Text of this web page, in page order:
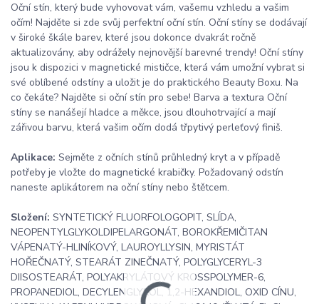
Oční stín, který bude vyhovovat vám, vašemu vzhledu a vašim
očím! Najděte si zde svůj perfektní oční stín. Oční stíny se dodávají
v široké škále barev, které jsou dokonce dvakrát ročně
aktualizovány, aby odrážely nejnovější barevné trendy! Oční stíny
jsou k dispozici v magnetické mističce, která vám umožní vybrat si
své oblíbené odstíny a uložit je do praktického Beauty Boxu. Na
co čekáte? Najděte si oční stín pro sebe! Barva a textura Oční
stíny se nanášejí hladce a měkce, jsou dlouhotrvající a mají
zářivou barvu, která vašim očím dodá třpytivý perleťový finiš.
Aplikace: Sejměte z očních stínů průhledný kryt a v případě
potřeby je vložte do magnetické krabičky. Požadovaný odstín
naneste aplikátorem na oční stíny nebo štětcem.
Složení: SYNTETICKÝ FLUORFOLOGOPIT, SLÍDA,
NEOPENTYLGLYKOLDIPELARGONÁT, BOROKŘEMIČITAN
VÁPENATÝ-HLINÍKOVÝ, LAUROYLLYSIN, MYRISTÁT
HOŘEČNATÝ, STEARÁT ZINEČNATÝ, POLYGLYCERYL-3
DIISOSTEARÁT, POLYAKRYLÁTOVÝ KROSSPOLYMER-6,
PROPANEDIOL, DECYLENGLYKOL, 1,2-HEXANDIOL, OXID CÍNU,